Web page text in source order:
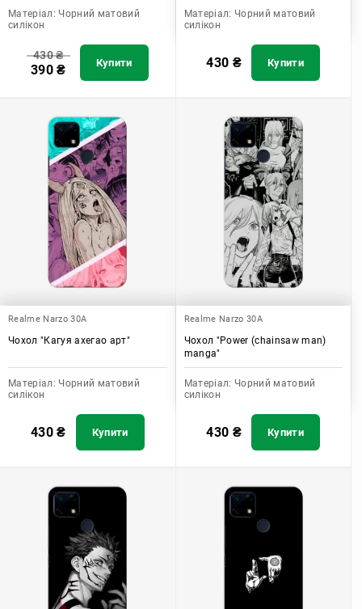
Матеріал: Чорний матовий
силікон
430₴
390₴ Купити
Матеріал: Чорний матовий
силікон
430 ₴ Купити
Realme Narzo 30A
Чохол "Кагуя ахегао арт"
Матеріал: Чорний матовий
силікон
430₴ Купити
Realme Narzo 30A
Чохол "Power (chainsaw man)
manga"
Матеріал: Чорний матовий
силікон
430 ₴ Купити